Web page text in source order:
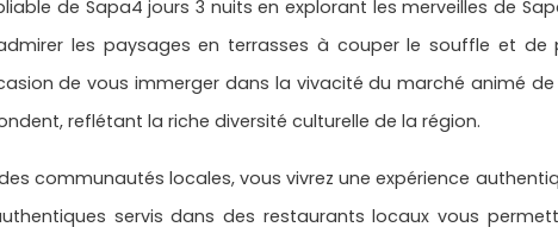
de Sapa4 jours 3 nuits en explorant les merveilles de
les paysages en terrasses à couper le souffle et de
de vous immerger dans la vivacité du marché animé
reflétant la riche diversité culturelle de la région.
communautés locales, vous vivrez une expérience
servis dans des restaurants locaux vous